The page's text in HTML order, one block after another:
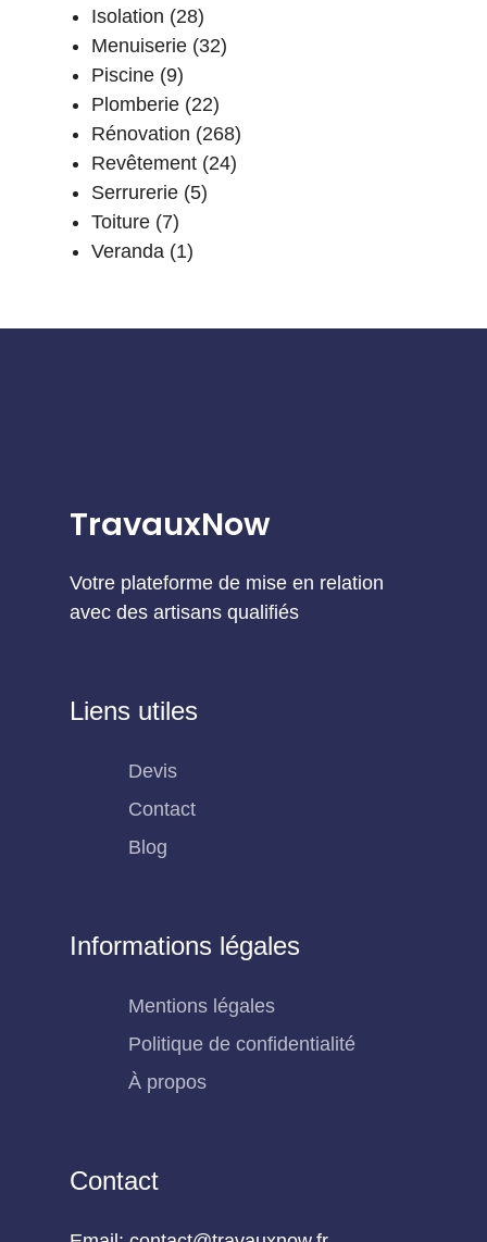
Isolation (28)
Menuiserie (32)
Piscine (9)
Plomberie (22)
Rénovation (268)
Revêtement (24)
Serrurerie (5)
Toiture (7)
Veranda (1)
TravauxNow
Votre plateforme de mise en relation
avec des artisans qualifiés
Liens utiles
Devis
Contact
Blog
Informations légales
Mentions légales
Politique de confidentialité
À propos
Contact